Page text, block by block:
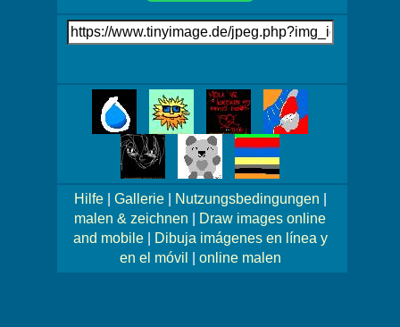
Link
auf's
Bilder!
Hilfe| Gallerie| Nutzungsbedingungen
malen & zeichnen
Draw images online
and mobile|
Dibuja imágenes en línea y
en el móvil
online malen